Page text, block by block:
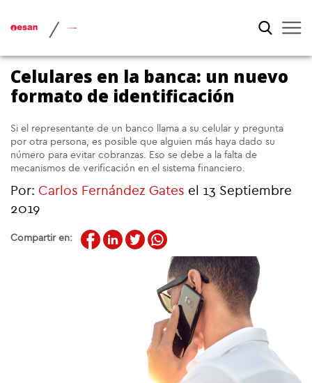
/
Celulares en la banca: un nuevo
formato de identificación
Si el representante de un banco llama a su celular y pregunta
por otra persona, es posible que alguien más haya dado su
número para evitar cobranzas. Eso se debe a la falta de
mecanismos de verificación en el sistema financiero.
Por: Carlos Fernández Gates el 13 Septiembre
2019
Compartir en: